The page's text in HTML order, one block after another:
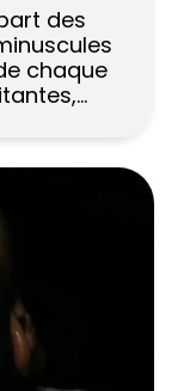
des
chaque
le premier
pas.
est
[…]